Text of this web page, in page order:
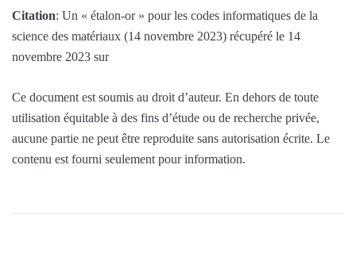
Citation: Un « étalon-or » pour les codes informatiques de la
science des matériaux (14 novembre 2023) récupéré le 14
novembre 2023 sur
Ce document est soumis au droit d’auteur. En dehors de toute
utilisation équitable à des fins d’étude ou de recherche privée,
aucune partie ne peut être reproduite sans autorisation écrite. Le
contenu est fourni seulement pour information.